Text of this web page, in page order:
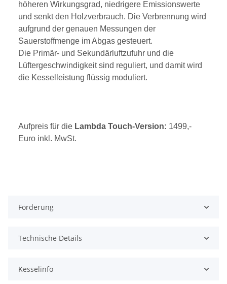
höheren Wirkungsgrad, niedrigere Emissionswerte
und senkt den Holzverbrauch. Die Verbrennung wird
aufgrund der genauen Messungen der
Sauerstoffmenge im Abgas gesteuert.
Die Primär- und Sekundärluftzufuhr und die
Lüftergeschwindigkeit sind reguliert, und damit wird
die Kesselleistung flüssig moduliert.
Aufpreis für die Lambda Touch-Version: 1499,-
Euro inkl. MwSt.
Förderung
Technische Details
Kesselinfo